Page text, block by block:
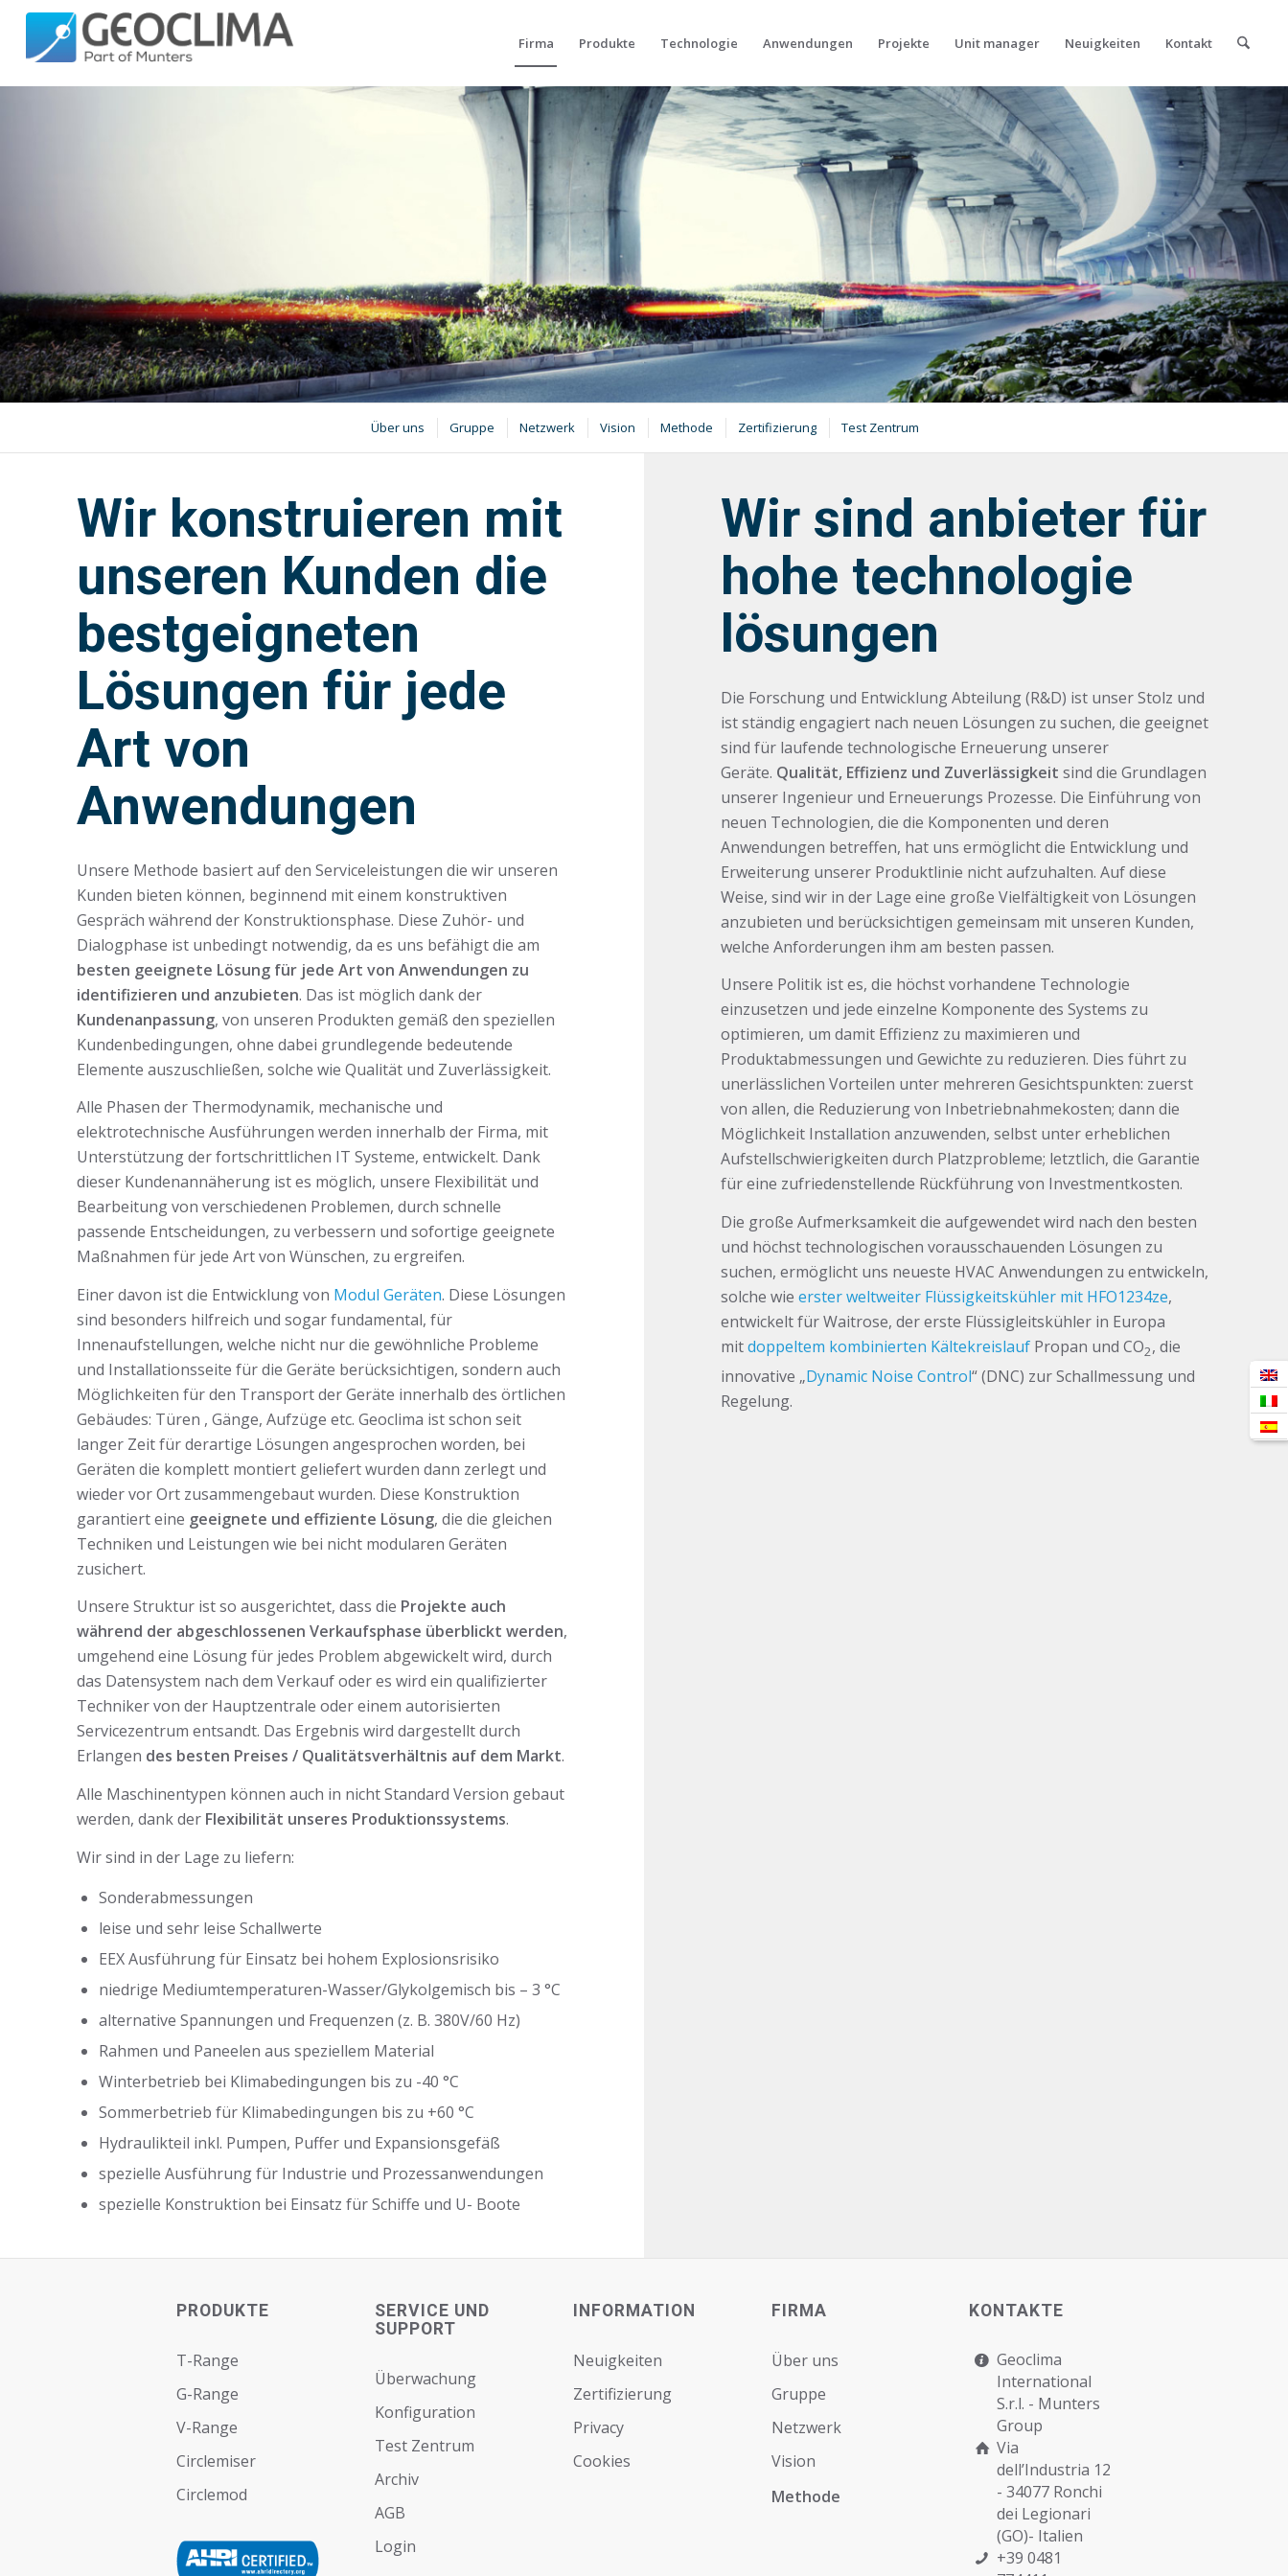
Firma Produkte Technologie Anwendungen Projekte Unit manager Neuigkeiten Kontakt
Über uns Gruppe Netzwerk Vision Мethode Zertifizierung Test Zentrum
Wir konstruieren mit
unseren Kunden die
bestgeigneten
Lösungen für jede
Art von
Anwendungen
Unsere Methode basiert auf den Serviceleistungen die wir unseren
Kunden bieten können, beginnend mit einem konstruktiven
Gespräch während der Konstruktionsphase. Diese Zuhör- und
Dialogphase ist unbedingt notwendig, da es uns befähigt die am
besten geeignete Lösung für jede Art von Anwendungen zu
identifizieren und anzubieten. Das ist möglich dank der
Kundenanpassung, von unseren Produkten gemäß den speziellen
Kundenbedingungen, ohne dabei grundlegende bedeutende
Elemente auszuschließen, solche wie Qualität und Zuverlässigkeit.
Alle Phasen der Thermodynamik, mechanische und
elektrotechnische Ausführungen werden innerhalb der Firma, mit
Unterstützung der fortschrittlichen IT Systeme, entwickelt. Dank
dieser Kundenannäherung ist es möglich, unsere Flexibilität und
Bearbeitung von verschiedenen Problemen, durch schnelle
passende Entscheidungen, zu verbessern und sofortige geeignete
Maßnahmen für jede Art von Wünschen, zu ergreifen.
Einer davon ist die Entwicklung von Modul Geräten. Diese Lösungen
sind besonders hilfreich und sogar fundamental, für
Innenaufstellungen, welche nicht nur die gewöhnliche Probleme
und Installationsseite für die Geräte berücksichtigen, sondern auch
Möglichkeiten für den Transport der Geräte innerhalb des örtlichen
Gebäudes: Türen , Gänge, Aufzüge etc. Geoclima ist schon seit
langer Zeit für derartige Lösungen angesprochen worden, bei
Geräten die komplett montiert geliefert wurden dann zerlegt und
wieder vor Ort zusammengebaut wurden. Diese Konstruktion
garantiert eine geeignete und effiziente Lösung, die die gleichen
Techniken und Leistungen wie bei nicht modularen Geräten
zusichert.
Unsere Struktur ist so ausgerichtet, dass die Projekte auch
während der abgeschlossenen Verkaufsphase überblickt werden,
umgehend eine Lösung für jedes Problem abgewickelt wird, durch
das Datensystem nach dem Verkauf oder es wird ein qualifizierter
Techniker von der Hauptzentrale oder einem autorisierten
Servicezentrum entsandt. Das Ergebnis wird dargestellt durch
Erlangen des besten Preises / Qualitätsverhältnis auf dem Markt.
Alle Maschinentypen können auch in nicht Standard Version gebaut
werden, dank der Flexibilität unseres Produktionssystems.
Wir sind in der Lage zu liefern:
Sonderabmessungen
leise und sehr leise Schallwerte
EEX Ausführung für Einsatz bei hohem Explosionsrisiko
niedrige Mediumtemperaturen-Wasser/Glykolgemisch bis – 3 °C
alternative Spannungen und Frequenzen (z. B. 380V/60 Hz)
Rahmen und Paneelen aus speziellem Material
Winterbetrieb bei Klimabedingungen bis zu -40 °C
Sommerbetrieb für Klimabedingungen bis zu +60 °C
Hydraulikteil inkl. Pumpen, Puffer und Expansionsgefäß
spezielle Ausführung für Industrie und Prozessanwendungen
spezielle Konstruktion bei Einsatz für Schiffe und U- Boote
Wir sind anbieter für
hohe technologie
lösungen
Die Forschung und Entwicklung Abteilung (R&D) ist unser Stolz und
ist ständig engagiert nach neuen Lösungen zu suchen, die geeignet
sind für laufende technologische Erneuerung unserer
Geräte. Qualität, Effizienz und Zuverlässigkeit sind die Grundlagen
unserer Ingenieur und Erneuerungs Prozesse. Die Einführung von
neuen Technologien, die die Komponenten und deren
Anwendungen betreffen, hat uns ermöglicht die Entwicklung und
Erweiterung unserer Produktlinie nicht aufzuhalten. Auf diese
Weise, sind wir in der Lage eine große Vielfältigkeit von Lösungen
anzubieten und berücksichtigen gemeinsam mit unseren Kunden,
welche Anforderungen ihm am besten passen.
Unsere Politik ist es, die höchst vorhandene Technologie
einzusetzen und jede einzelne Komponente des Systems zu
optimieren, um damit Effizienz zu maximieren und
Produktabmessungen und Gewichte zu reduzieren. Dies führt zu
unerlässlichen Vorteilen unter mehreren Gesichtspunkten: zuerst
von allen, die Reduzierung von Inbetriebnahmekosten; dann die
Möglichkeit Installation anzuwenden, selbst unter erheblichen
Aufstellschwierigkeiten durch Platzprobleme; letztlich, die Garantie
für eine zufriedenstellende Rückführung von Investmentkosten.
Die große Aufmerksamkeit die aufgewendet wird nach den besten
und höchst technologischen vorausschauenden Lösungen zu
suchen, ermöglicht uns neueste HVAC Anwendungen zu entwickeln,
solche wie erster weltweiter Flüssigkeitskühler mit HFO1234ze,
entwickelt für Waitrose, der erste Flüssigleitskühler in Europa
mitdoppeltem kombinierten Kältekreislauf Propan und CO2, die
innovative „Dynamic Noise Control“ (DNC) zur Schallmessung und
Regelung.
PRODUKTE
T-Range
G-Range
V-Range
Circlemiser
Circlemod
SERVICE UND
SUPPORT
Überwachung
Konfiguration
Test Zentrum
Archiv
AGB
Login
INFORMATION
Neuigkeiten
Zertifizierung
Privacy
Cookies
FIRMA
Über uns
Gruppe
Netzwerk
Vision
Мethode
KONTAKTE
Geoclima
International
S.r.l. - Munters
Group
Via
dell’Industria 12
- 34077 Ronchi
dei Legionari
(GO)- Italien
+39 0481